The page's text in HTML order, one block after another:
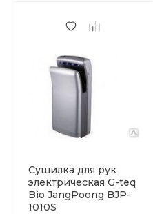
Cушилка для рук
электрическая G-teq
Bio JangPoong BJP-
1010S